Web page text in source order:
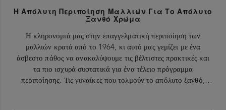
Η Απόλυτη Περιποίηση Μαλλιών Για Το Απόλυτο
Ξανθό Χρώμα
Η κληρονομιά μας στην επαγγελματική περιποίηση των
μαλλιών κρατά από το 1964, κι αυτό μας γεμίζει με ένα
άσβεστο πάθος να ανακαλύψουμε τις βέλτιστες πρακτικές και
τα πιο ισχυρά συστατικά για ένα τέλειο πρόγραμμα
περιποίησης. Τις γυναίκες που τολμούν το απόλυτο ξανθό,